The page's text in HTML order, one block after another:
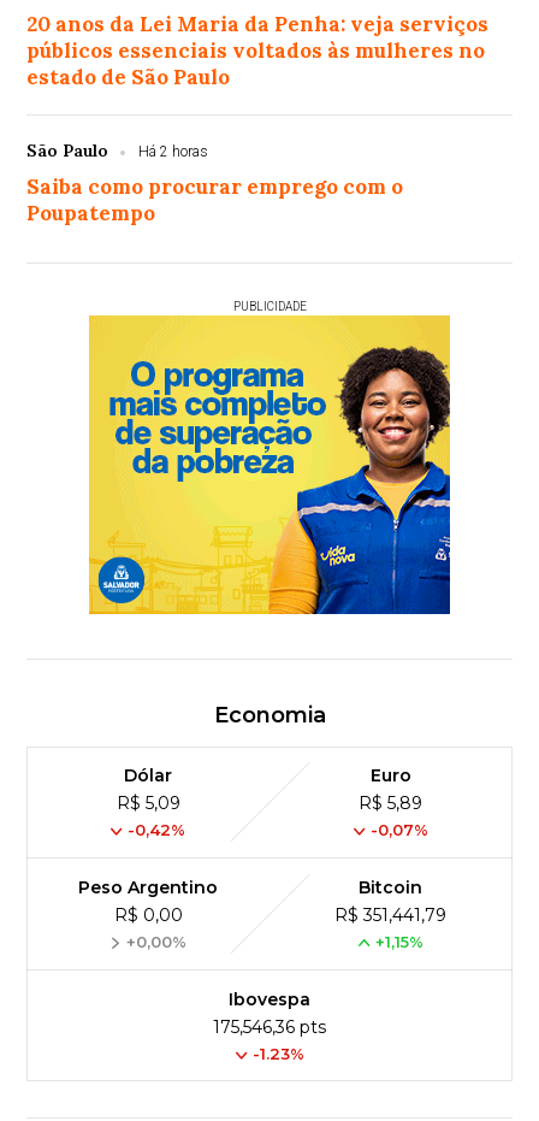
20 anos da Lei Maria da Penha: veja serviços
públicos essenciais voltados às mulheres no
estado de São Paulo
São Paulo Há 2 horas
Saiba como procurar emprego com o
Poupatempo
PUBLICIDADE
Economia
Dólar
R$ 5,09
-0,42%
Euro
R$ 5,89
-0,07%
Peso Argentino
R$ 0,00
+0,00%
Bitcoin
R$ 351,441,79
+1,15%
Ibovespa
175,546,36 pts
-1.23%